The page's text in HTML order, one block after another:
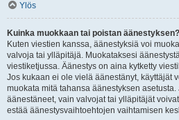
Ylös
Kuinka muokkaan tai poistan äänestyksen?
Kuten viestien kanssa, äänestyksiä voi
valvoja tai ylläpitäjä. Muokataksesi
viestiketjussa. Äänestys on aina kytketty
Jos kukaan ei ole vielä äänestänyt, käyttäjät
muokata mitä tahansa äänestyksen
äänestäneet, vain valvojat tai ylläpitäjät
estää äänestysvaihtoehtojen vaihtamisen